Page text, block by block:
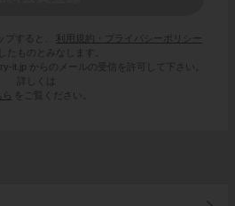
プすると、
利用規約・プライバシーポリシー
たものとみなします。
it.jp からのメールの受信を許可して下さい。
詳しくは
をご覧ください。